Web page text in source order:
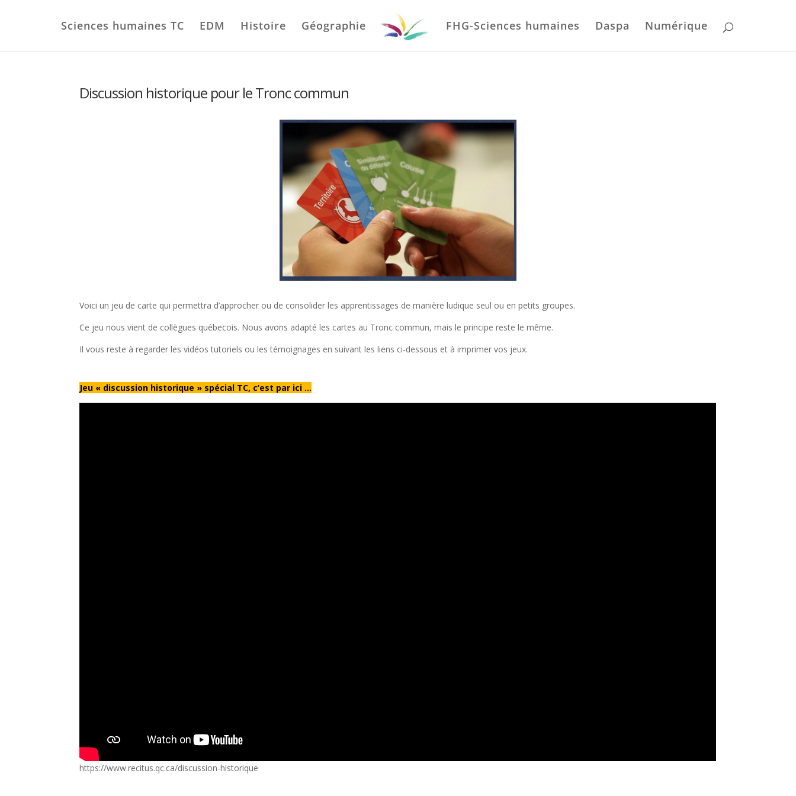
Sciences humaines TC EDM Histoire Géographie FHG-Sciences humaines Daspa Numérique
Discussion historique pour le Tronc commun
Voici un jeu de carte qui permettra d’approcher ou de consolider les apprentissages de manière ludique seul ou en petits groupes.
Ce jeu nous vient de collègues québecois. Nous avons adapté les cartes au Tronc commun, mais le principe reste le même.
Il vous reste à regarder les vidéos tutoriels ou les témoignages en suivant les liens ci-dessous et à imprimer vos jeux.
Jeu « discussion historique » spécial TC, c’est par ici …
https://www.recitus.qc.ca/discussion-historique